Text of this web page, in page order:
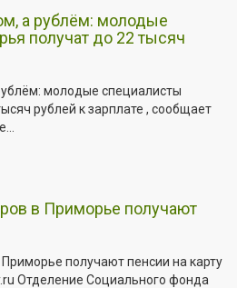
а рублём: молодые
получат до 22 тысяч
молодые специалисты
рублей к зарплате , сообщает
в Приморье получают
получают пенсии на карту
Отделение Социального фонда